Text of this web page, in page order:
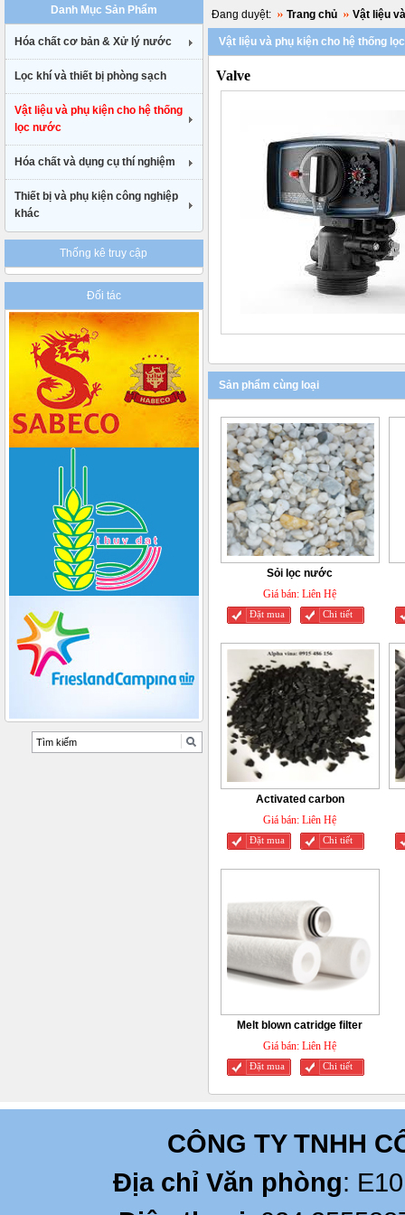
nike
air
max
90
gucci
belt
uk
Danh Mục Sản Phẩm
Hóa chất cơ bản & Xử lý nước
Lọc khí và thiết bị phòng sạch
Vật liệu và phụ kiện cho hệ thống
lọc nước
Hóa chất và dụng cụ thí nghiệm
Thiết bị và phụ kiện công nghiệp
khác
Thống kê truy cập
Đối tác
Đang duyệt: Trang chủ Vật liệu
Vật liệu và phụ kiện cho hệ thống
Valve
Sản phẩm cùng loại
Sỏi lọc nước
Giá bán: Liên Hệ
Đặt mua Chi tiết
Activated carbon
Giá bán: Liên Hệ
Đặt mua Chi tiết
Melt blown catridge filter
Giá bán: Liên Hệ
Đặt mua Chi tiết
CÔNG TY TNHH
Địa chỉ Văn phòng: